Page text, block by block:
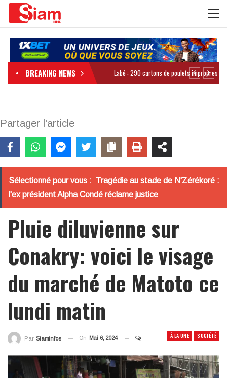
BREAKING NEWS
Partager l'article
Sélectionné pour vous : Tragédie au stade de N'Zérékoré :
l'ex président Alpha Condé réclame justice
Pluie diluvienne sur
Conakry: voici le visage
du marché de Matoto ce
lundi matin
À LA UNE SOCIÉTÉ
Par Siaminfos On Mai 6, 2024